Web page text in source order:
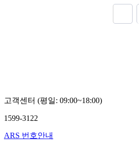
고객센터 (평일: 09:00~18:00)
1599-3122
ARS 번호안내